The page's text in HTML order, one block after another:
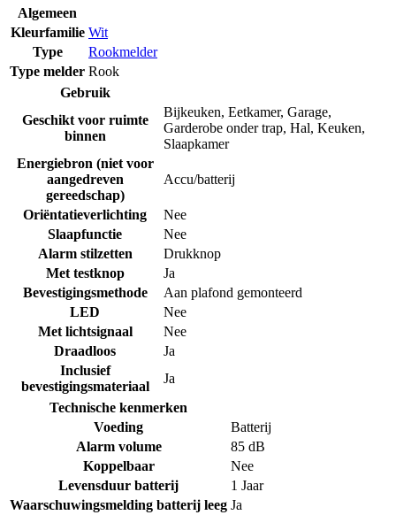
Algemeen
Kleurfamilie Wit
Type
Rookmelder
Type melder Rook
Gebruik
Geschikt voor ruimte
binnen
Bijkeuken, Eetkamer, Garage,
Garderobe onder trap, Hal, Keuken,
Slaapkamer
Energiebron (niet voor
aangedreven
gereedschap)
Accu/batterij
Oriëntatieverlichting
Nee
Slaapfunctie
Nee
Alarm stilzetten
Drukknop
Met testknop
Ja
Bevestigingsmethode
Aan plafond gemonteerd
LED
Nee
Met lichtsignaal
Nee
Draadloos
Ja
Inclusief
bevestigingsmateriaal
Ja
Technische kenmerken
Voeding
Batterij
Alarm volume
85 dB
Koppelbaar
Nee
Levensduur batterij
1 Jaar
Waarschuwingsmelding batterij leeg Ja